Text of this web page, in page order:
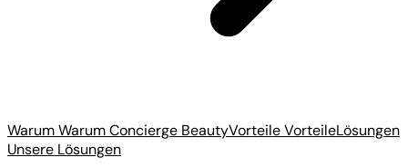
WarumWarum Concierge BeautyVorteileVorteileLösungen
Unsere Lösungen